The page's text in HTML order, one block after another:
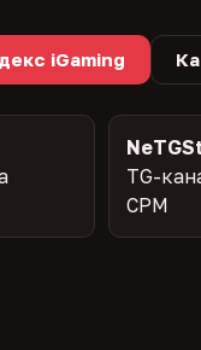
iGaming
TG-
CPM